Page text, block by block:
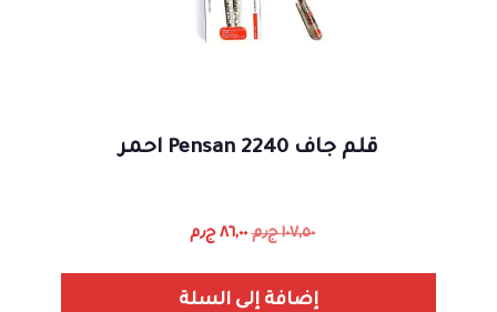
قلم جاف Pensan 2240 احمر
١٠٧,٥٠ ج٫م ٨٦,٠٠ ج٫م
إضافة إلى السلة